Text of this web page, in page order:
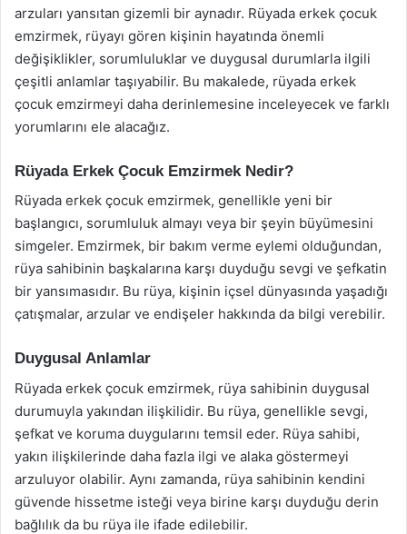
arzuları yansıtan gizemli bir aynadır. Rüyada erkek çocuk
emzirmek, rüyayı gören kişinin hayatında önemli
değişiklikler, sorumluluklar ve duygusal durumlarla ilgili
çeşitli anlamlar taşıyabilir. Bu makalede, rüyada erkek
çocuk emzirmeyi daha derinlemesine inceleyecek ve farklı
yorumlarını ele alacağız.
Rüyada Erkek Çocuk Emzirmek Nedir?
Rüyada erkek çocuk emzirmek, genellikle yeni bir
başlangıcı, sorumluluk almayı veya bir şeyin büyümesini
simgeler. Emzirmek, bir bakım verme eylemi olduğundan,
rüya sahibinin başkalarına karşı duyduğu sevgi ve şefkatin
bir yansımasıdır. Bu rüya, kişinin içsel dünyasında yaşadığı
çatışmalar, arzular ve endişeler hakkında da bilgi verebilir.
Duygusal Anlamlar
Rüyada erkek çocuk emzirmek, rüya sahibinin duygusal
durumuyla yakından ilişkilidir. Bu rüya, genellikle sevgi,
şefkat ve koruma duygularını temsil eder. Rüya sahibi,
yakın ilişkilerinde daha fazla ilgi ve alaka göstermeyi
arzuluyor olabilir. Aynı zamanda, rüya sahibinin kendini
güvende hissetme isteği veya birine karşı duyduğu derin
bağlılık da bu rüya ile ifade edilebilir.